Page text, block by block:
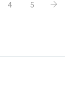
4 5